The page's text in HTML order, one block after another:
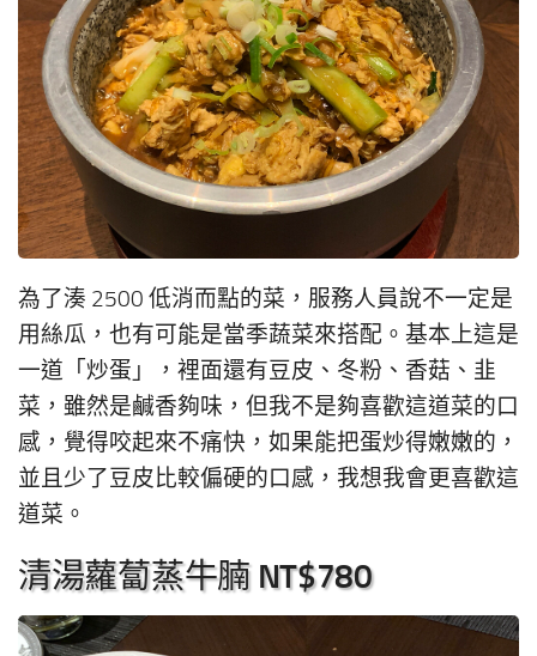
為了湊 2500 低消而點的菜，服務人員說不一定是
用絲瓜，也有可能是當季蔬菜來搭配。基本上這是
一道「炒蛋」，裡面還有豆皮、冬粉、香菇、韭
菜，雖然是鹹香夠味，但我不是夠喜歡這道菜的口
感，覺得咬起來不痛快，如果能把蛋炒得嫩嫩的，
並且少了豆皮比較偏硬的口感，我想我會更喜歡這
道菜。
清湯蘿蔔蒸牛腩 NT$780